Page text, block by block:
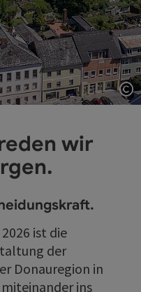
wir
ist die
der
Donauregion in
ins